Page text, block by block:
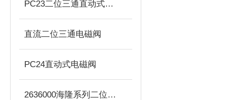
PC23二位三通直动式电磁阀
直流二位三通电磁阀
PC24直动式电磁阀
2636000海隆系列二位五通电磁阀